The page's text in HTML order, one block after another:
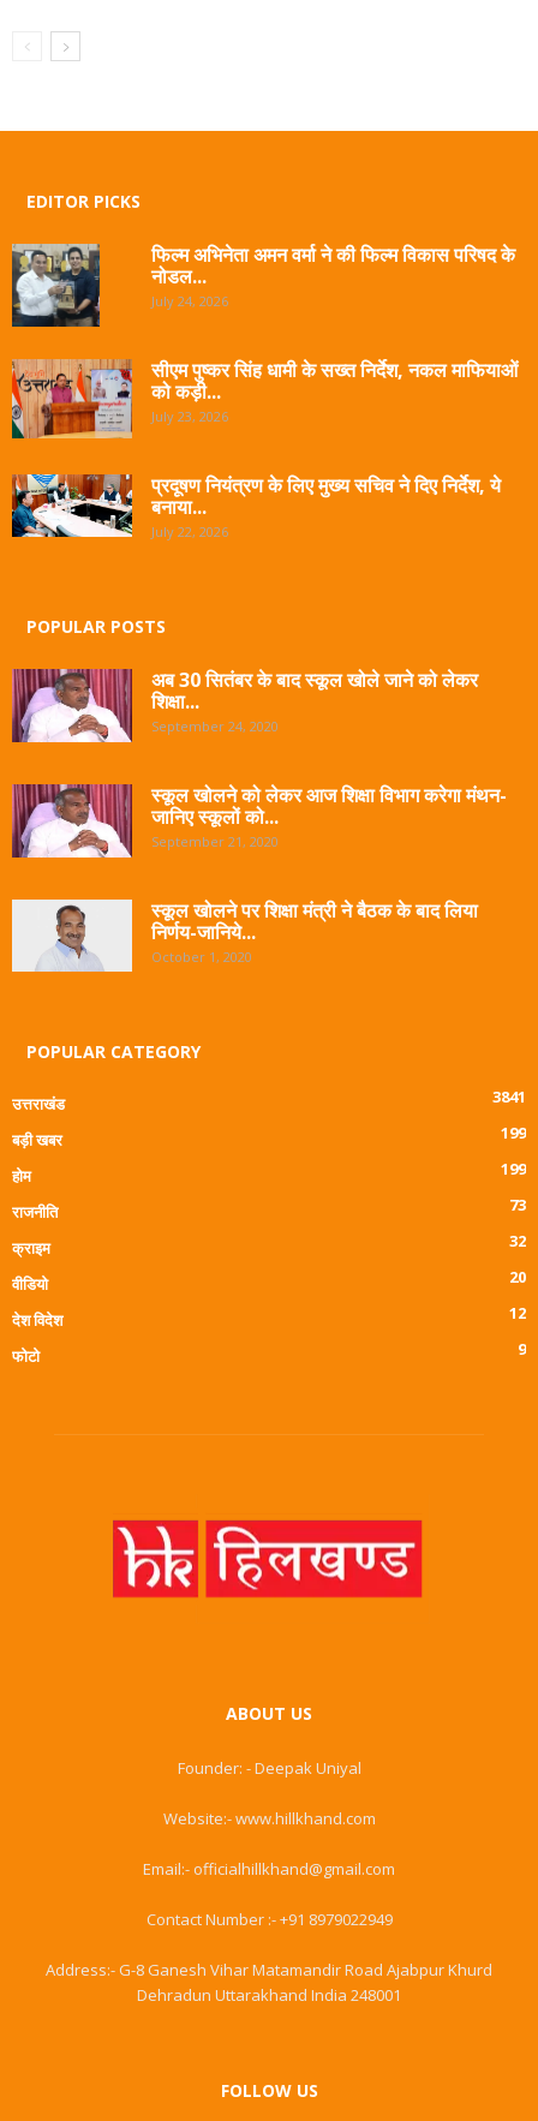
EDITOR PICKS
फिल्म अभिनेता अमन वर्मा ने की फिल्म विकास परिषद के
नोडल...
July 24, 2026
सीएम पुष्कर सिंह धामी के सख्त निर्देश, नकल माफियाओं
को कड़ी...
July 23, 2026
प्रदूषण नियंत्रण के लिए मुख्य सचिव ने दिए निर्देश, ये
बनाया...
July 22, 2026
POPULAR POSTS
अब 30 सितंबर के बाद स्कूल खोले जाने को लेकर
शिक्षा...
September 24, 2020
स्कूल खोलने को लेकर आज शिक्षा विभाग करेगा मंथन-
जानिए स्कूलों को...
September 21, 2020
स्कूल खोलने पर शिक्षा मंत्री ने बैठक के बाद लिया
निर्णय-जानिये...
October 1, 2020
POPULAR CATEGORY
उत्तराखंड
3841
बड़ी खबर
199
होम
199
राजनीति
73
क्राइम
32
वीडियो
20
देश विदेश
12
फोटो
9
ABOUT US
Founder: - Deepak Uniyal
Website:- www.hillkhand.com
Email:- officialhillkhand@gmail.com
Contact Number :- +91 8979022949
Address:- G-8 Ganesh Vihar Matamandir Road Ajabpur Khurd
Dehradun Uttarakhand India 248001
FOLLOW US